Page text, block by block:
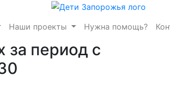
Наши проекты Нужна помощь?
за период с